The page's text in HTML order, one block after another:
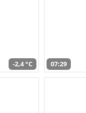
-2,4 °C 07:29